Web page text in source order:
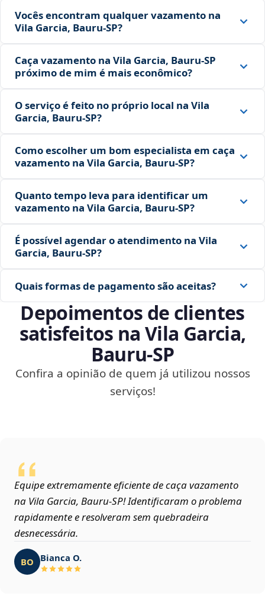
Vocês encontram qualquer vazamento na
Vila Garcia, Bauru‑SP?
Caça vazamento na Vila Garcia, Bauru‑SP
próximo de mim é mais econômico?
O serviço é feito no próprio local na Vila
Garcia, Bauru‑SP?
Como escolher um bom especialista em caça
vazamento na Vila Garcia, Bauru‑SP?
Quanto tempo leva para identificar um
vazamento na Vila Garcia, Bauru‑SP?
É possível agendar o atendimento na Vila
Garcia, Bauru‑SP?
Quais formas de pagamento são aceitas?
Depoimentos de clientes
satisfeitos na Vila Garcia,
Bauru‑SP
Confira a opinião de quem já utilizou nossos
serviços!
Equipe extremamente eficiente de caça vazamento
na Vila Garcia, Bauru‑SP! Identificaram o problema
rapidamente e resolveram sem quebradeira
desnecessária.
BO Bianca O.